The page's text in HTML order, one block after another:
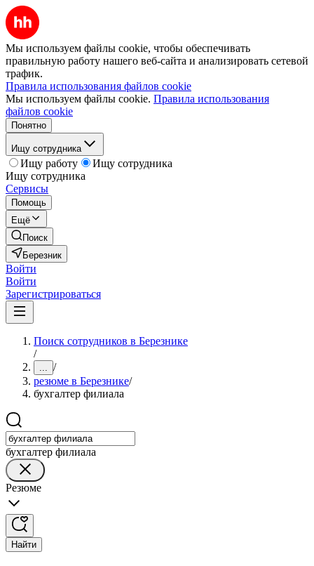
Мы используем файлы cookie, чтобы обеспечивать
правильную работу нашего веб-сайта и анализировать сетевой
трафик.
Правила использования файлов cookie
Мы используем файлы cookie. Правила использования
файлов cookie
Понятно
Ищу сотрудника
Ищу работу
Ищу сотрудника
Ищу сотрудника
Сервисы
Помощь
Ещё
Поиск
Березник
Войти
Войти
Зарегистрироваться
Поиск сотрудников в Березнике
/
... /
резюме в Березнике/
бухгалтер филиала
бухгалтер филиала
Резюме
Найти